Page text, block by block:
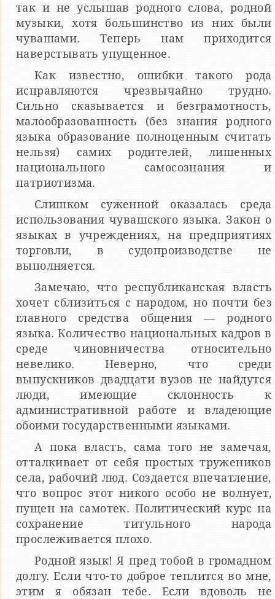
так и не услышав родного слова, родной
музыки, хотя большинство из них были
чувашами. Теперь нам приходится
наверстывать упущенное.
Как известно, ошибки такого рода
исправляются чрезвычайно трудно.
Сильно сказывается и безграмотность,
малообразованность (без знания родного
языка образование полноценным считать
нельзя) самих родителей, лишенных
национального самосознания и
патриотизма.
Слишком суженной оказалась среда
использования чуваш­ского языка. Закон о
языках в учреждениях, на предприятиях
торговли, в судопроизводстве не
выполняется.
Замечаю, что республиканская власть
хочет сблизиться с на­родом, но почти без
главного средства общения — родного
языка. Количество национальных кадров в
среде чиновничества относительно
невелико. Неверно, что среди
выпускников двадцати вузов не найдутся
люди, имеющие склонность к
административной работе и владеющие
обоими государственными языками.
А пока власть, сама того не замечая,
отталкивает от себя простых тружеников
села, рабочий люд. Создается впечатление,
что вопрос этот никого особо не волнует,
пущен на самотек. Политический курс на
сохранение титульного народа
прослеживается плохо.
Родной язык! Я пред тобой в громадном
долгу. Если что-то доброе теплится во мне,
этим я обязан тебе. Если вдоволь не